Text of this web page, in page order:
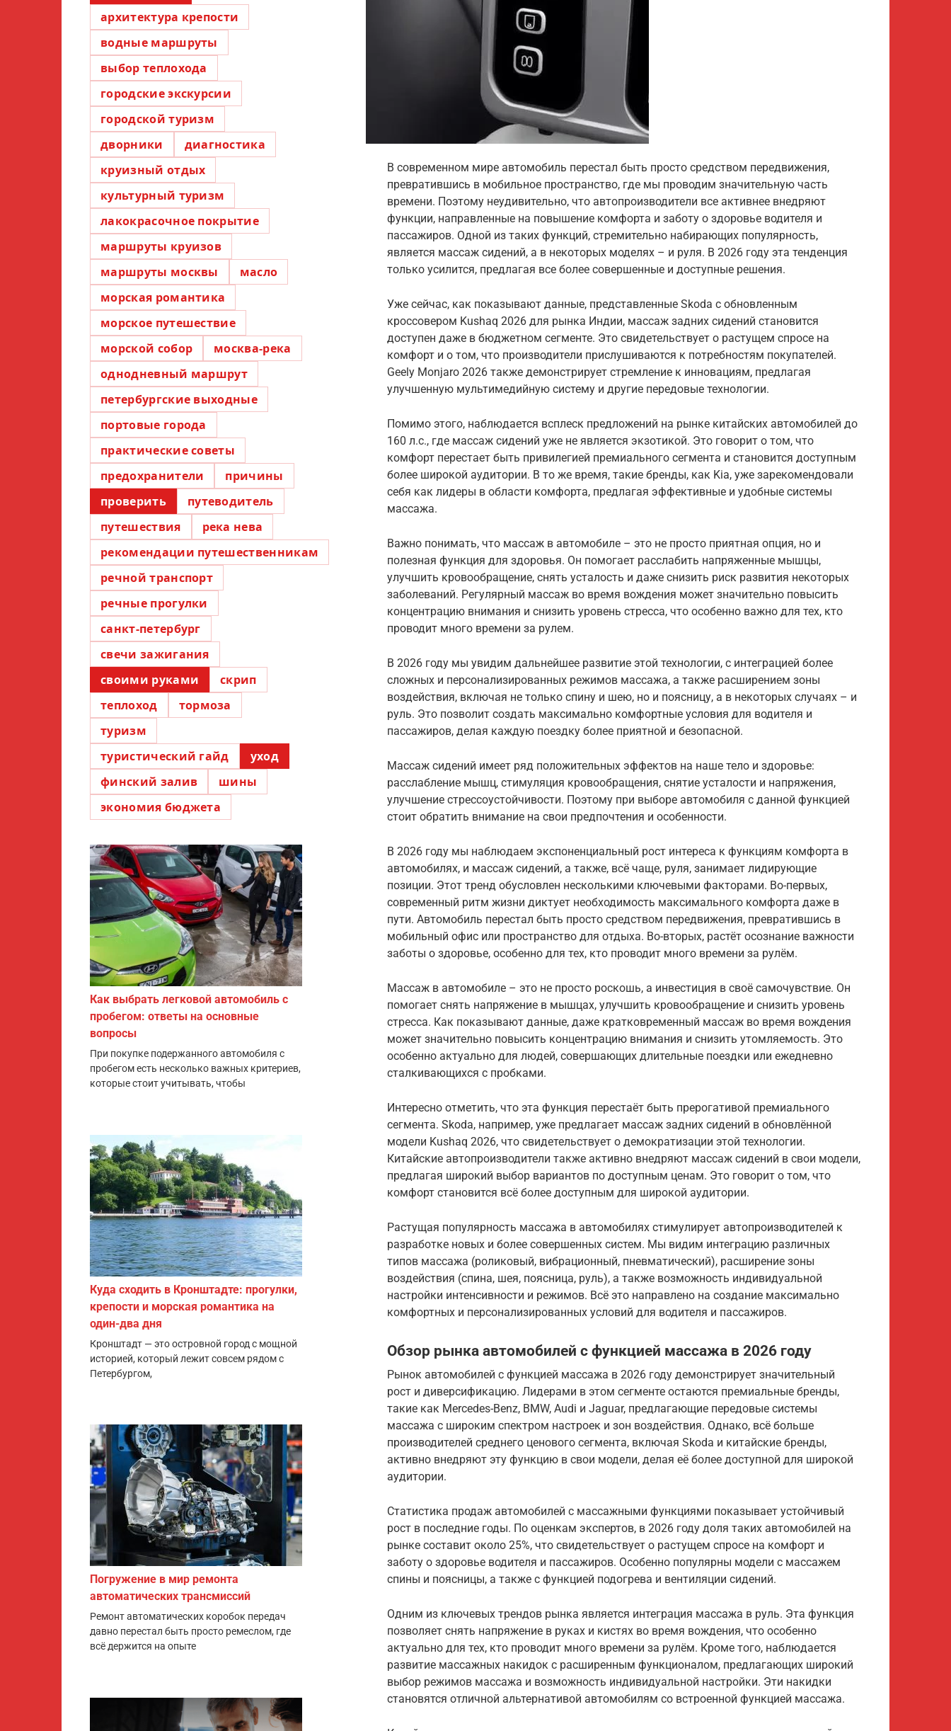
В современном мире автомобиль перестал быть просто средством передвижения,
превратившись в мобильное пространство, где мы проводим значительную часть
времени. Поэтому неудивительно, что автопроизводители все активнее внедряют
функции, направленные на повышение комфорта и заботу о здоровье водителя и
пассажиров. Одной из таких функций, стремительно набирающих популярность,
является массаж сидений, а в некоторых моделях – и руля. В 2026 году эта тенденция
только усилится, предлагая все более совершенные и доступные решения.
Уже сейчас, как показывают данные, представленные Skoda с обновленным
кроссовером Kushaq 2026 для рынка Индии, массаж задних сидений становится
доступен даже в бюджетном сегменте. Это свидетельствует о растущем спросе на
комфорт и о том, что производители прислушиваются к потребностям покупателей.
Geely Monjaro 2026 также демонстрирует стремление к инновациям, предлагая
улучшенную мультимедийную систему и другие передовые технологии.
Помимо этого, наблюдается всплеск предложений на рынке китайских автомобилей до
160 л.с., где массаж сидений уже не является экзотикой. Это говорит о том, что
комфорт перестает быть привилегией премиального сегмента и становится доступным
более широкой аудитории. В то же время, такие бренды, как Kia, уже зарекомендовали
себя как лидеры в области комфорта, предлагая эффективные и удобные системы
массажа.
Важно понимать, что массаж в автомобиле – это не просто приятная опция, но и
полезная функция для здоровья. Он помогает расслабить напряженные мышцы,
улучшить кровообращение, снять усталость и даже снизить риск развития некоторых
заболеваний. Регулярный массаж во время вождения может значительно повысить
концентрацию внимания и снизить уровень стресса, что особенно важно для тех, кто
проводит много времени за рулем.
В 2026 году мы увидим дальнейшее развитие этой технологии, с интеграцией более
сложных и персонализированных режимов массажа, а также расширением зоны
воздействия, включая не только спину и шею, но и поясницу, а в некоторых случаях – и
руль. Это позволит создать максимально комфортные условия для водителя и
пассажиров, делая каждую поездку более приятной и безопасной.
Массаж сидений имеет ряд положительных эффектов на наше тело и здоровье:
расслабление мышц, стимуляция кровообращения, снятие усталости и напряжения,
улучшение стрессоустойчивости. Поэтому при выборе автомобиля с данной функцией
стоит обратить внимание на свои предпочтения и особенности.
В 2026 году мы наблюдаем экспоненциальный рост интереса к функциям комфорта в
автомобилях, и массаж сидений, а также, всё чаще, руля, занимает лидирующие
позиции. Этот тренд обусловлен несколькими ключевыми факторами. Во-первых,
современный ритм жизни диктует необходимость максимального комфорта даже в
пути. Автомобиль перестал быть просто средством передвижения, превратившись в
мобильный офис или пространство для отдыха. Во-вторых, растёт осознание важности
заботы о здоровье, особенно для тех, кто проводит много времени за рулём.
Массаж в автомобиле – это не просто роскошь, а инвестиция в своё самочувствие. Он
помогает снять напряжение в мышцах, улучшить кровообращение и снизить уровень
стресса. Как показывают данные, даже кратковременный массаж во время вождения
может значительно повысить концентрацию внимания и снизить утомляемость. Это
особенно актуально для людей, совершающих длительные поездки или ежедневно
сталкивающихся с пробками.
Интересно отметить, что эта функция перестаёт быть прерогативой премиального
сегмента. Skoda, например, уже предлагает массаж задних сидений в обновлённой
модели Kushaq 2026, что свидетельствует о демократизации этой технологии.
Китайские автопроизводители также активно внедряют массаж сидений в свои модели,
предлагая широкий выбор вариантов по доступным ценам. Это говорит о том, что
комфорт становится всё более доступным для широкой аудитории.
Растущая популярность массажа в автомобилях стимулирует автопроизводителей к
разработке новых и более совершенных систем. Мы видим интеграцию различных
типов массажа (роликовый, вибрационный, пневматический), расширение зоны
воздействия (спина, шея, поясница, руль), а также возможность индивидуальной
настройки интенсивности и режимов. Всё это направлено на создание максимально
комфортных и персонализированных условий для водителя и пассажиров.
Обзор рынка автомобилей с функцией массажа в 2026 году
Рынок автомобилей с функцией массажа в 2026 году демонстрирует значительный
рост и диверсификацию. Лидерами в этом сегменте остаются премиальные бренды,
такие как Mercedes-Benz, BMW, Audi и Jaguar, предлагающие передовые системы
массажа с широким спектром настроек и зон воздействия. Однако, всё больше
производителей среднего ценового сегмента, включая Skoda и китайские бренды,
активно внедряют эту функцию в свои модели, делая её более доступной для широкой
аудитории.
Статистика продаж автомобилей с массажными функциями показывает устойчивый
рост в последние годы. По оценкам экспертов, в 2026 году доля таких автомобилей на
рынке составит около 25%, что свидетельствует о растущем спросе на комфорт и
заботу о здоровье водителя и пассажиров. Особенно популярны модели с массажем
спины и поясницы, а также с функцией подогрева и вентиляции сидений.
Одним из ключевых трендов рынка является интеграция массажа в руль. Эта функция
позволяет снять напряжение в руках и кистях во время вождения, что особенно
актуально для тех, кто проводит много времени за рулём. Кроме того, наблюдается
развитие массажных накидок с расширенным функционалом, предлагающих широкий
выбор режимов массажа и возможность индивидуальной настройки. Эти накидки
становятся отличной альтернативой автомобилям со встроенной функцией массажа.
архитектура крепости
водные маршруты
выбор теплохода
городские экскурсии
городской туризм
дворники
диагностика
круизный отдых
культурный туризм
лакокрасочное покрытие
маршруты круизов
маршруты москвы
масло
морская романтика
морское путешествие
морской собор
москва-река
однодневный маршрут
петербургские выходные
портовые города
практические советы
предохранители
причины
проверить
путеводитель
путешествия
река нева
рекомендации путешественникам
речной транспорт
речные прогулки
санкт-петербург
свечи зажигания
своими руками
скрип
теплоход
тормоза
туризм
туристический гайд
уход
финский залив
шины
экономия бюджета
Как выбрать легковой автомобиль с
пробегом: ответы на основные
вопросы
При покупке подержанного автомобиля с
пробегом есть несколько важных критериев,
которые стоит учитывать, чтобы
Куда сходить в Кронштадте: прогулки,
крепости и морская романтика на
один-два дня
Кронштадт — это островной город с мощной
историей, который лежит совсем рядом с
Петербургом,
Погружение в мир ремонта
автоматических трансмиссий
Ремонт автоматических коробок передач
давно перестал быть просто ремеслом, где
всё держится на опыте